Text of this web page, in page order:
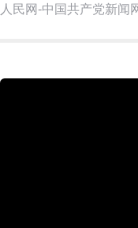
人民网-中国共产党新闻